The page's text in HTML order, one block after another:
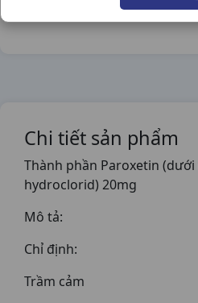
Chi tiết sản phẩm
Thành phần Paroxetin
hydroclorid) 20mg
Mô tả:
Chỉ định:
Trầm cảm